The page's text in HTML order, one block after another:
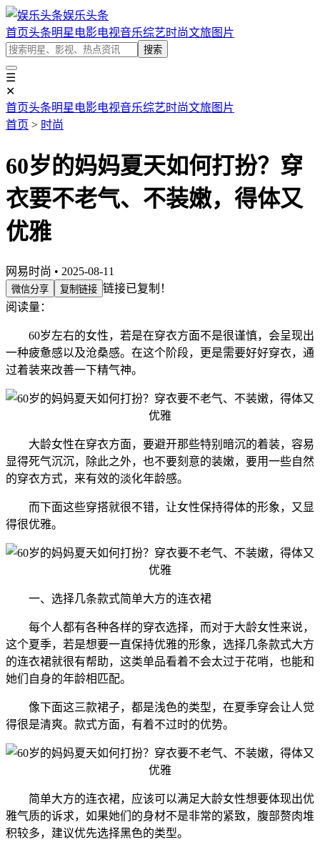
娱乐头条
首页头条明星 电影电视音乐综艺时尚文旅图片
搜索
☰
✕
首页头条明星 电影电视音乐综艺时尚文旅图片
首页 > 时尚
60岁的妈妈夏天如何打扮？穿
衣要不老气、不装嫩，得体又
优雅
网易时尚 • 2025-08-11
微信分享 复制链接 链接已复制！
阅读量：
60岁左右的女性，若是在穿衣方面不是很谨慎，会呈现出
一种疲惫感以及沧桑感。在这个阶段，更是需要好好穿衣，通
过着装来改善一下精气神。
大龄女性在穿衣方面，要避开那些特别暗沉的着装，容易
显得死气沉沉，除此之外，也不要刻意的装嫩，要用一些自然
的穿衣方式，来有效的淡化年龄感。
而下面这些穿搭就很不错，让女性保持得体的形象，又显
得很优雅。
一、选择几条款式简单大方的连衣裙
每个人都有各种各样的穿衣选择，而对于大龄女性来说，
这个夏季，若是想要一直保持优雅的形象，选择几条款式大方
的连衣裙就很有帮助，这类单品看着不会太过于花哨，也能和
她们自身的年龄相匹配。
像下面这三款裙子，都是浅色的类型，在夏季穿会让人觉
得很是清爽。款式方面，有着不过时的优势。
简单大方的连衣裙，应该可以满足大龄女性想要体现出优
雅气质的诉求，如果她们的身材不是非常的紧致，腹部赘肉堆
积较多，建议优先选择黑色的类型。